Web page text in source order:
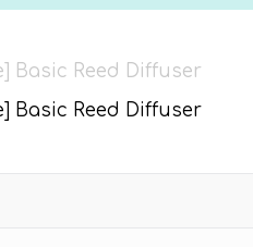
Basic Reed Diffuser
Basic Reed Diffuser